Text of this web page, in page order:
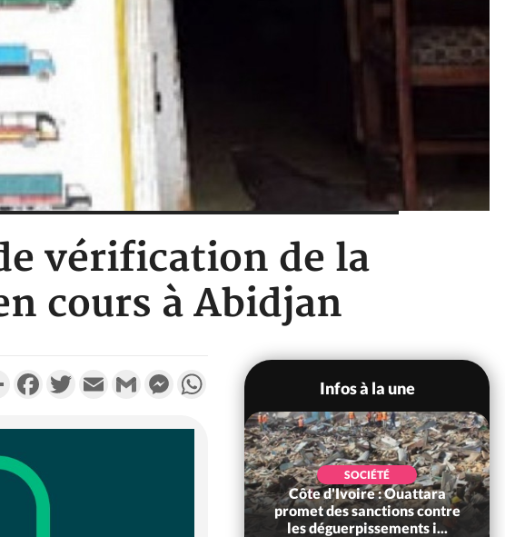
vérification de la
cours à Abidjan
PartagerFacebookTwitterEmail Gmail MessengerWhatsApp
Infos à la une
Côte d'Ivoire : Après le pari
réussi du 66e anniversaire,
SOCIÉTÉ
Côte d'Ivoire : Ouattara
promet des sanctions contre
les déguerpissements i...